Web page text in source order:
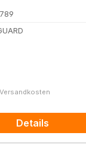
Details